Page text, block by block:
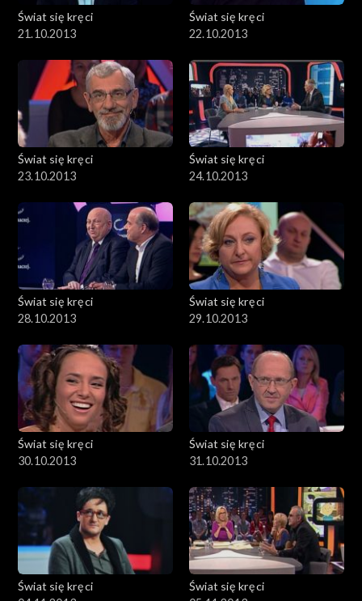
Świat się kręci
21.10.2013
Świat się kręci
22.10.2013
Świat się kręci
23.10.2013
Świat się kręci
24.10.2013
Świat się kręci
28.10.2013
Świat się kręci
29.10.2013
Świat się kręci
30.10.2013
Świat się kręci
31.10.2013
Świat się kręci
Świat się kręci